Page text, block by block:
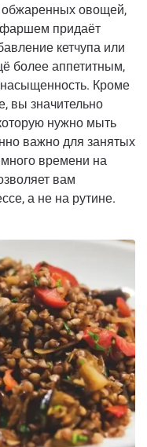
обжаренных овощей,
фаршем придаёт
кетчупа или
более аппетитным,
Кроме
вы значительно
нужно мыть
важно для занятых
времени на
вам
а не на рутине.